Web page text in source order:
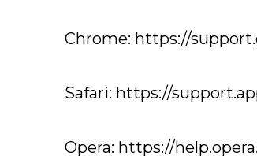
Chrome: https://
Safari: https://
Opera: https://